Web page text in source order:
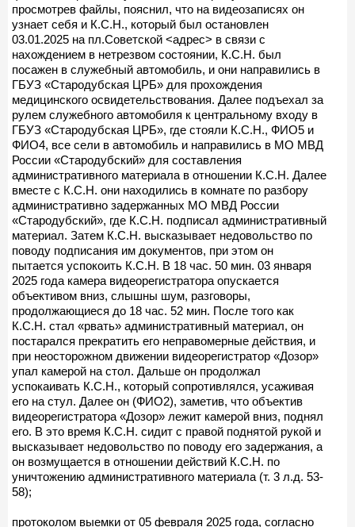
просмотрев файлы, пояснил, что на видеозаписях он
узнает себя и К.С.Н., который был остановлен
03.01.2025 на пл.Советской <адрес> в связи с
нахождением в нетрезвом состоянии, К.С.Н. был
посажен в служебный автомобиль, и они направились в
ГБУЗ «Стародубская ЦРБ» для прохождения
медицинского освидетельствования. Далее подъехал за
рулем служебного автомобиля к центральному входу в
ГБУЗ «Стародубская ЦРБ», где стояли К.С.Н., ФИО5 и
ФИО4, все сели в автомобиль и направились в МО МВД
России «Стародубский» для составления
административного материала в отношении К.С.Н. Далее
вместе с К.С.Н. они находились в комнате по разбору
административно задержанных МО МВД России
«Стародубский», где К.С.Н. подписал административный
материал. Затем К.С.Н. высказывает недовольство по
поводу подписания им документов, при этом он
пытается успокоить К.С.Н. В 18 час. 50 мин. 03 января
2025 года камера видеорегистратора опускается
объективом вниз, слышны шум, разговоры,
продолжающиеся до 18 час. 52 мин. После того как
К.С.Н. стал «рвать» административный материал, он
постарался прекратить его неправомерные действия, и
при неосторожном движении видеорегистратор «Дозор»
упал камерой на стол. Дальше он продолжал
успокаивать К.С.Н., который сопротивлялся, усаживая
его на стул. Далее он (ФИО2), заметив, что объектив
видеорегистратора «Дозор» лежит камерой вниз, поднял
его. В это время К.С.Н. сидит с правой поднятой рукой и
высказывает недовольство по поводу его задержания, а
он возмущается в отношении действий К.С.Н. по
уничтожению административного материала (т. 3 л.д. 53-
58);
протоколом выемки от 05 февраля 2025 года, согласно